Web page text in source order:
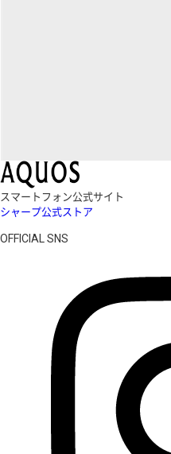
スマートフォン公式サイト
シャープ公式ストア
OFFICIAL SNS